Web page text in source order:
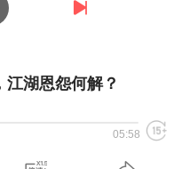
江湖恩怨何解？
05:58